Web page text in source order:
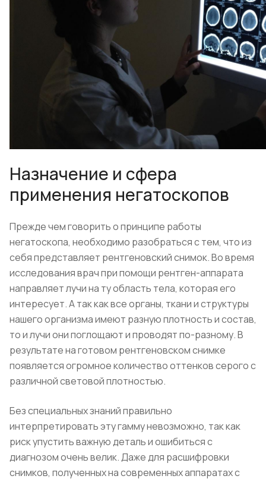
Назначение и сфера
применения негатоскопов
Прежде чем говорить о принципе работы
негатоскопа, необходимо разобраться с тем, что из
себя представляет рентгеновский снимок. Во время
исследования врач при помощи рентген-аппарата
направляет лучи на ту область тела, которая его
интересует. А так как все органы, ткани и структуры
нашего организма имеют разную плотность и состав,
то и лучи они поглощают и проводят по-разному. В
результате на готовом рентгеновском снимке
появляется огромное количество оттенков серого с
различной световой плотностью.
Без специальных знаний правильно
интерпретировать эту гамму невозможно, так как
риск упустить важную деталь и ошибиться с
диагнозом очень велик. Даже для расшифровки
снимков, полученных на современных аппаратах с